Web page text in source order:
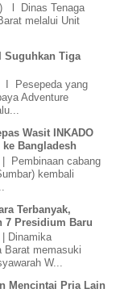
) l Dinas Tenaga
melalui Unit
Suguhkan Tiga
I Pesepeda yang
Adventure
Wasit INKADO
Bangladesh
Pembinaan cabang
kembali
Terbanyak,
7 Presidium Baru
Dinamika
Barat memasuki
W...
Mencintai Pria Lain